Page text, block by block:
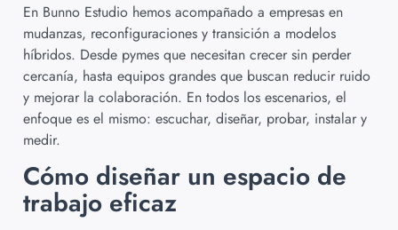
En Bunno Estudio hemos acompañado a empresas en
mudanzas, reconfiguraciones y transición a modelos
híbridos. Desde pymes que necesitan crecer sin perder
cercanía, hasta equipos grandes que buscan reducir ruido
y mejorar la colaboración. En todos los escenarios, el
enfoque es el mismo: escuchar, diseñar, probar, instalar y
medir.
Cómo diseñar un espacio de
trabajo eficaz